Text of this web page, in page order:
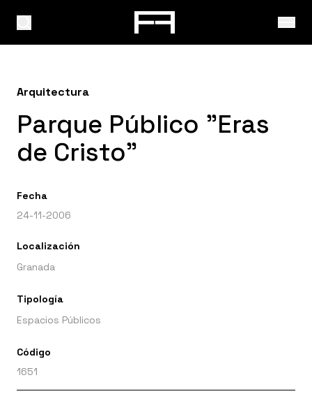
Arquitectura
Parque Público "Eras
de Cristo"
Fecha
24-11-2006
Localización
Granada
Tipología
Espacios Públicos
Código
1651